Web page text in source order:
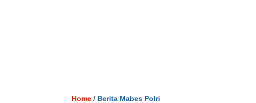
Home / Berita Mabes Polri